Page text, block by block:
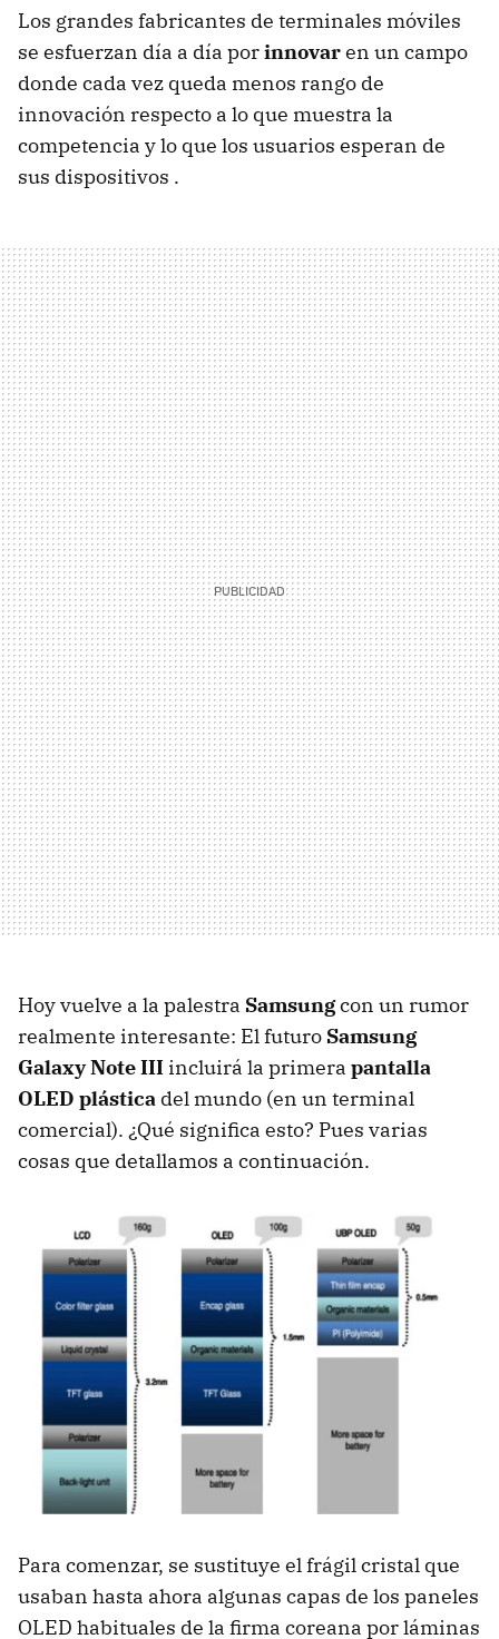
Los grandes fabricantes de terminales móviles
se esfuerzan día a día porinnovaren un campo
donde cada vez queda menos rango de
innovación respecto a lo que muestra la
competencia y lo que los usuarios esperan de
sus dispositivos .
Hoy vuelve a la palestra Samsungcon un rumor
realmente interesante: El futuro Samsung
Galaxy Note III incluirá la primera pantalla
OLED plástica del mundo (en un terminal
comercial). ¿Qué significa esto? Pues varias
cosas que detallamos a continuación.
Para comenzar, se sustituye el frágil cristal que
usaban hasta ahora algunas capas de los paneles
OLED habituales de la firma coreana por láminas